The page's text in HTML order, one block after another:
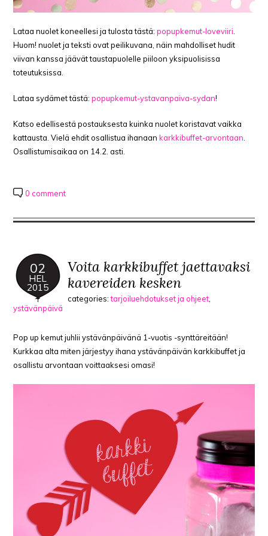
Lataa nuolet koneellesi ja tulosta tästä:popupkemut-loveviiri
Huom! nuolet ja teksti ovat peilikuvana, näin mahdolliset hudit
viivan kanssa jäävät taustapuolelle piiloon yksipuolisissa
toteutuksissa.
Lataa sydämet tästä:popupkemut-ystavanpaiva-sydan!
Katso edellisestä postauksesta kuinka nuolet koristavat vaikka
kattausta. Vielä ehdit osallistua ihanaankarkkibuffet-arvontaan
Osallistumisaikaa on 14.2. asti.
0 comment
02
HEL
2015
Voita karkkibuffet jaettavaksi
kavereiden kesken
categories:tarjoiluehdotukset ja ohjeet
ystävänpäivä
Pop up kemut juhlii ystävänpäivänä 1-vuotis -synttäreitään!
Kurkkaa alta miten järjestyy ihana ystävänpäivän karkkibuffet ja
osallistu arvontaan voittaaksesi omasi!